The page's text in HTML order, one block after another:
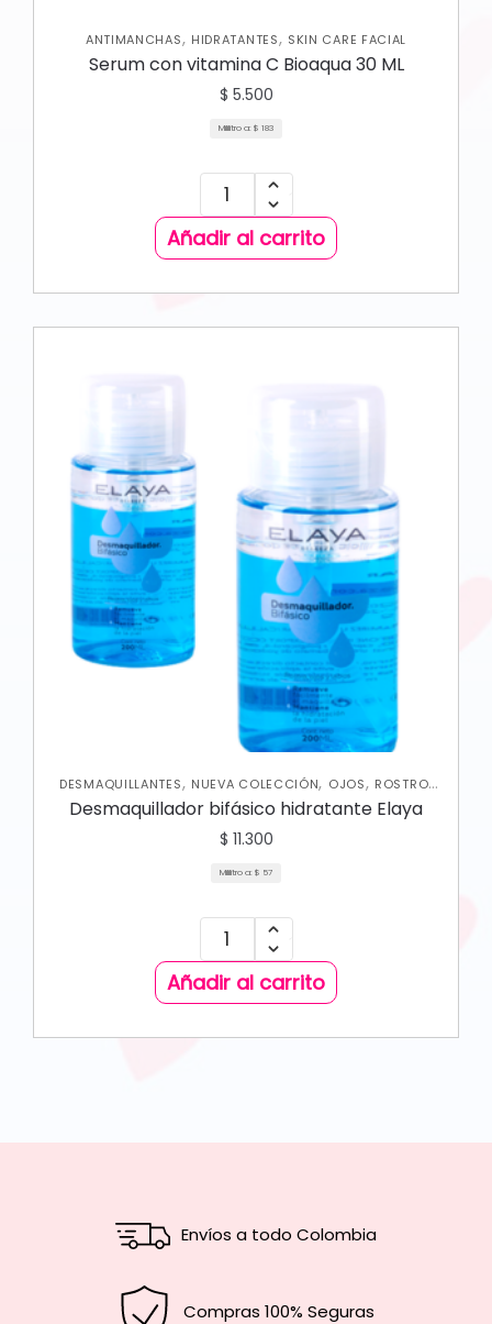
ANTIMANCHAS, HIDRATANTES, SKIN CARE FACIAL
Serum con vitamina C Bioaqua 30 ML
$ 5.500
Mililitro a: $ 183
Añadir al carrito
DESMAQUILLANTES, NUEVA COLECCIÓN, OJOS, ROSTRO,
SKIN CARE FACIAL
Desmaquillador bifásico hidratante Elaya
$ 11.300
Mililitro a: $ 57
Añadir al carrito
Envíos a todo Colombia
Compras 100% Seguras